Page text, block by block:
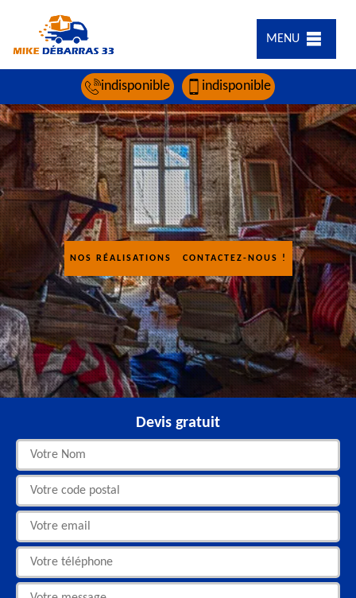
MENU
indisponible indisponible
NOS RÉALISATIONS CONTACTEZ-NOUS !
Devis gratuit